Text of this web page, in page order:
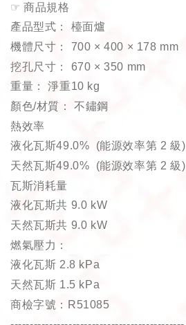
☞ 商品規格
產品型式：
檯面爐
機體尺寸：
700 × 400 × 178 mm
挖孔尺寸：
670 × 350 mm
重量：
淨重10 kg
顏色/材質：
不鏽鋼
熱效率
液化瓦斯49.0% (能源效率第 2級)
天然瓦斯49.0% (能源效率第 2級)
瓦斯消耗量
液化瓦斯共 9.0 kW
天然瓦斯共 9.0 kW
燃氣壓力：
液化瓦斯 2.8 kPa
天然瓦斯 1.5 kPa
商檢字號： R51085